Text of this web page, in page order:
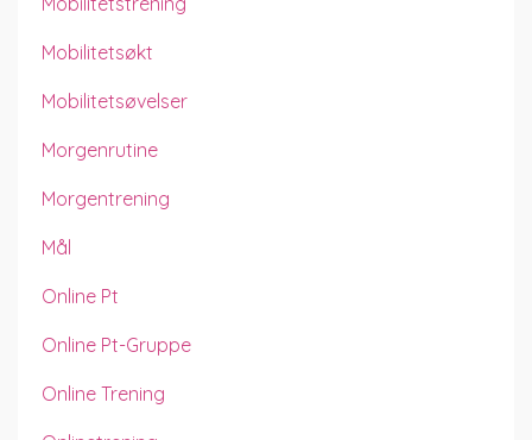
Mobilitetsøkt
Mobilitetsøvelser
Morgenrutine
Morgentrening
Mål
Online Pt
Online Pt-Gruppe
Online Trening